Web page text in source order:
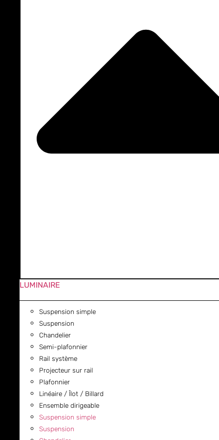
LUMINAIRE
Suspension simple
Suspension
Chandelier
Semi-plafonnier
Rail système
Projecteur sur rail
Plafonnier
Linéaire / Îlot / Billard
Ensemble dirigeable
Suspension simple
Suspension